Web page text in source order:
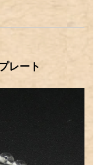
レート